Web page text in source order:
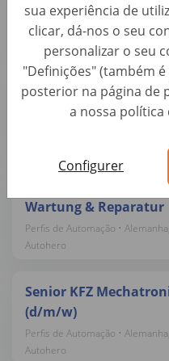
sua experiência de
clicar, dá-nos o seu
personalizar o seu
"Definições" (também
posterior na página de
a nossa
Configurer
Perfis de Automação •
Autohero
Mobiler KFZ-Trainer
Lackiererei (d/m/w)
Perfis de Automação •
KFZ-Mechatroniker /
Wartung & Reparatur
Perfis de Automação •
Autohero
Senior KFZ
(d/m/w)
Perfis de Automação •
Autohero